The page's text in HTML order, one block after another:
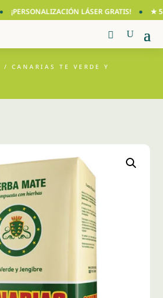
¡PERSONALIZACIÓN LÁSER GRATIS! ★ 5.0
/ CANARIAS TE VERDE Y